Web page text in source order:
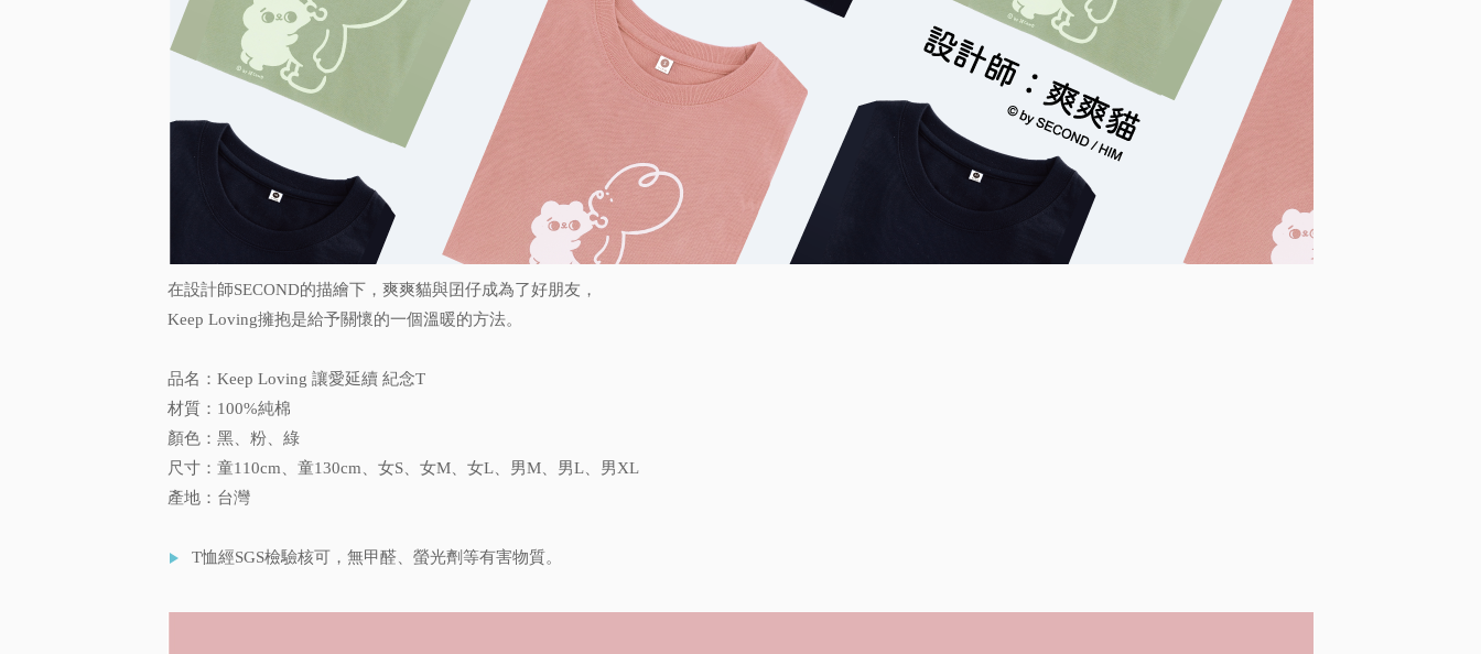
在設計師SECOND的描繪下，爽爽貓與囝仔成為了好朋友，
Keep Loving擁抱是給予關懷的一個溫暖的方法。
品名：Keep Loving 讓愛延續 紀念T
材質：100%純棉
顏色：黑、粉、綠
尺寸：童110cm、童130cm、女S、女M、女L、男M、男L、男XL
產地：台灣
T恤經SGS檢驗核可，無甲醛、螢光劑等有害物質。